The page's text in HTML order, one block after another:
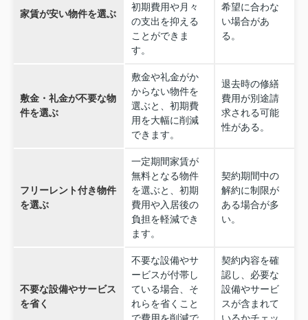
家賃が安い物件を選ぶ
初期費用や月々
の支出を抑える
ことができま
す。
希望に合わな
い場合があ
る。
敷金・礼金が不要な物
件を選ぶ
敷金や礼金がか
からない物件を
選ぶと、初期費
用を大幅に削減
できます。
退去時の修繕
費用が別途請
求される可能
性がある。
フリーレント付き物件
を選ぶ
一定期間家賃が
無料となる物件
を選ぶと、初期
費用や入居後の
負担を軽減でき
ます。
契約期間中の
解約に制限が
ある場合が多
い。
不要な設備やサービス
を省く
不要な設備やサ
ービスが付帯し
ている場合、そ
れらを省くこと
で費用を削減で
契約内容を確
認し、必要な
設備やサービ
スが含まれて
いるかチェッ